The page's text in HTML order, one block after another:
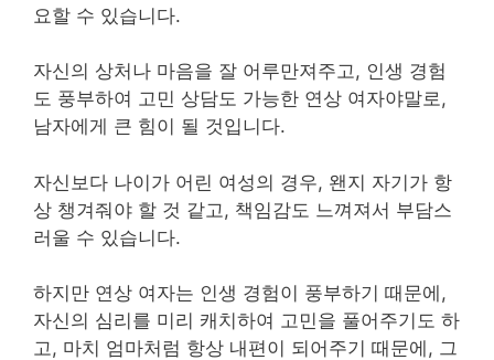
요할 수 있습니다.
자신의 상처나 마음을 잘 어루만져주고, 인생 경험
도 풍부하여 고민 상담도 가능한 연상 여자야말로,
남자에게 큰 힘이 될 것입니다.
자신보다 나이가 어린 여성의 경우, 왠지 자기가 항
상 챙겨줘야 할 것 같고, 책임감도 느껴져서 부담스
러울 수 있습니다.
하지만 연상 여자는 인생 경험이 풍부하기 때문에,
자신의 심리를 미리 캐치하여 고민을 풀어주기도 하
고, 마치 엄마처럼 항상 내편이 되어주기 때문에, 그